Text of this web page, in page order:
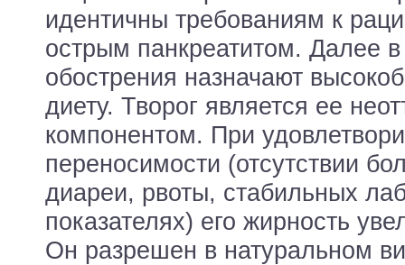
идентичны требованиям к
острым панкреатитом. Далее
обострения назначают
диету. Творог является ее
компонентом. При
переносимости (отсутствии
диареи, рвоты, стабильных
показателях) его жирность
Он разрешен в натуральном